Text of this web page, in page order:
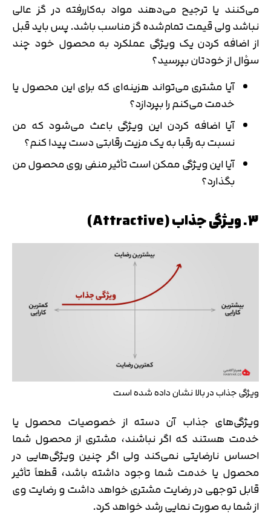
می‌کنند یا ترجیح می‌دهند مواد به‌کاررفته در گز عالی
نباشد ولی قیمت تمام‌شده گز مناسب باشد. پس باید قبل
از اضافه کردن یک ویژگی عملکرد به محصول خود چند
سؤال از خودتان بپرسید؟
آیا مشتری می‌تواند هزینه‌ای که برای این محصول یا
خدمت می‌کنم را بپردازد؟
آیا اضافه کردن این ویژگی باعث می‌شود که من
نسبت به رقبا به یک مزیت رقابتی دست پیدا کنم؟
آیا این ویژگی ممکن است تأثیر منفی روی محصول من
بگذارد؟
3. ویژگی جذاب (Attractive)
ویژگی جذاب در بالا نشان داده شده است
ویژگی‌های جذاب آن دسته از خصوصیات محصول یا
خدمت هستند که اگر نباشند، مشتری از محصول شما
احساس نارضایتی نمی‌کند ولی اگر چنین ویژگی‌هایی در
محصول یا خدمت شما وجود داشته باشد، قطعاً تأثیر
قابل توجهی در رضایت مشتری خواهد داشت و رضایت وی
از شما به صورت نمایی رشد خواهد کرد.
تایید کد
دریافت مجدد کد: